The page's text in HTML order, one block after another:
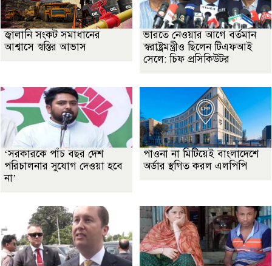
জ্বালানি সংকট সমাধানের
আশ্বাসে স্বস্তির আভাস
ভারতে নেওয়ার আগে বর্তমান
স্বরাষ্ট্রমন্ত্রীও ছিলেন টিএফআই
সেলে: চিফ প্রসিকিউটর
‘সরকারকে পাঁচ বছর দেশ
পরিচালনার সুযোগ দেওয়া হবে
না’
পাওনা না মিটিয়েই বাংলাদেশে
অর্ডার স্থগিত করল এলপিপি